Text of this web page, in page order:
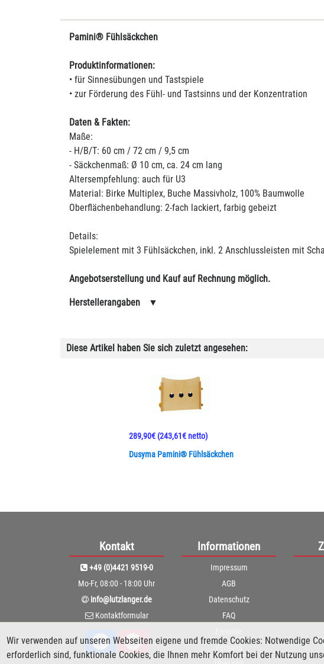
Wir verwenden auf unseren Webseiten eigene und fremde Cookies: Notwendige
erforderlich sind, funktionale Cookies, die Ihnen mehr Komfort bei der Nutzung
Pamini® Fühlsäckchen
Produktinformationen:
• für Sinnesübungen und Tastspiele
• zur Förderung des Fühl- und Tastsinns und der Konzentration
Daten & Fakten:
Maße:
- H/B/T: 60 cm / 72 cm / 9,5 cm
- Säckchenmaß: Ø 10 cm, ca. 24 cm lang
Altersempfehlung: auch für U3
Material: Birke Multiplex, Buche Massivholz, 100% Baumwolle
Oberflächenbehandlung: 2-fach lackiert, farbig gebeizt
Details:
Spielelement mit 3 Fühlsäckchen, inkl. 2 Anschlussleisten mit
Angebotserstellung und Kauf auf Rechnung möglich.
Herstellerangaben ▼
Diese Artikel haben Sie sich zuletzt angesehen:
Dusyma Pamini® Fühlsäckchen
289,90€(243,61€ netto)
Kontakt
+49 (0)4421 9519-0
Mo-Fr, 08:00 - 18:00 Uhr
info@lutzlanger.de
Kontaktformular
Informationen
Impressum
AGB
Datenschutz
FAQ
Versand